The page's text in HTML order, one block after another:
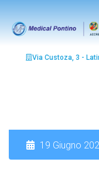
Via Custoza, 3 -
19 Giugno